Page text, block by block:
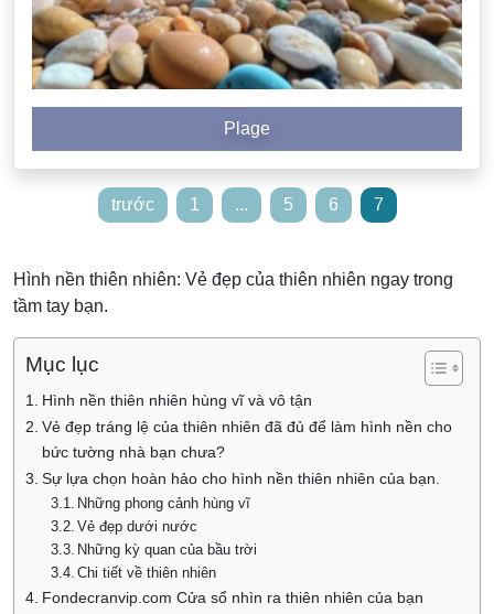
Plage
bài
viết
trước 1 ... 5 6 7
Hình nền thiên nhiên: Vẻ đẹp của thiên nhiên ngay trong
tầm tay bạn.
Mục lục
Hình nền thiên nhiên hùng vĩ và vô tận
Vẻ đẹp tráng lệ của thiên nhiên đã đủ để làm hình nền cho
bức tường nhà bạn chưa?
Sự lựa chọn hoàn hảo cho hình nền thiên nhiên của bạn.
Những phong cảnh hùng vĩ
Vẻ đẹp dưới nước
Những kỳ quan của bầu trời
Chi tiết về thiên nhiên
Fondecranvip.com Cửa sổ nhìn ra thiên nhiên của bạn